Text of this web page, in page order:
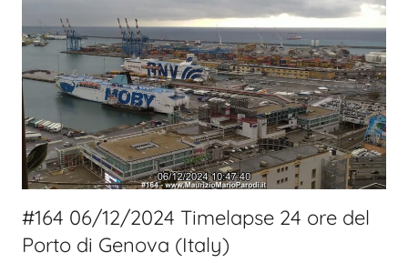
#164 06/12/2024 Timelapse 24 ore del
Porto di Genova (Italy)